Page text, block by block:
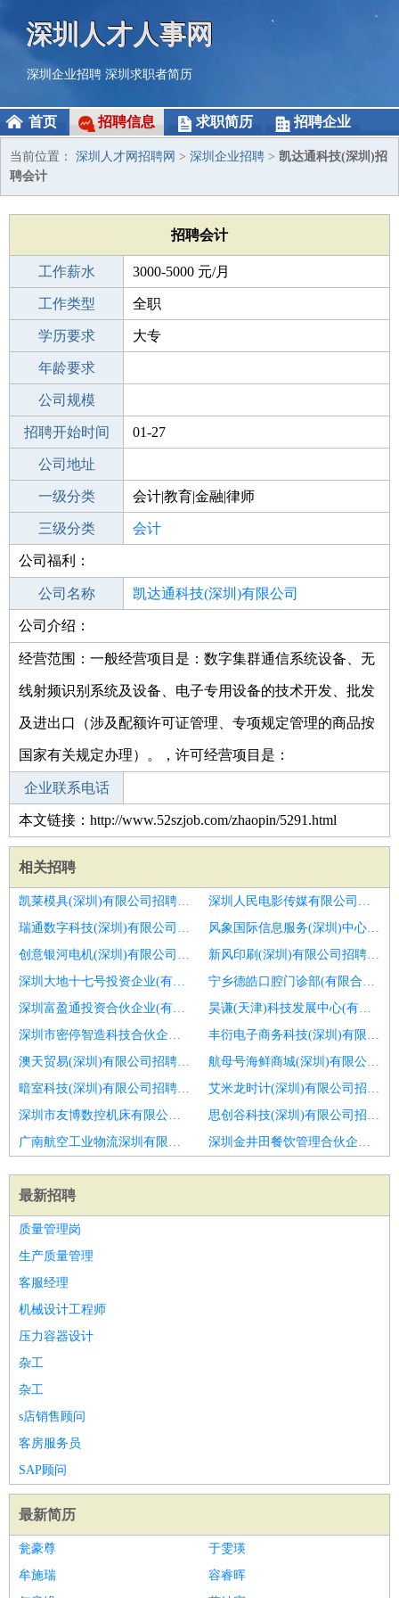
深圳人才人事网
深圳企业招聘 深圳求职者简历
首页 招聘信息 求职简历 招聘企业
当前位置： 深圳人才网招聘网 > 深圳企业招聘 > 凯达通科技(深圳)招
聘会计
招聘会计
工作薪水 3000-5000 元/月
招聘人数 1人
工作类型 全职
性别要求 -
学历要求 大专
工作经验
年龄要求
工作地点
公司规模
公司电话
招聘开始时间 01-27
招聘结束时间
公司地址
一级分类 会计|教育|金融|律师
二级分类 财务/会计
三级分类 会计
其他行业
公司福利：
公司名称 凯达通科技(深圳)有限公司
公司类型
公司介绍：
经营范围：一般经营项目是：数字集群通信系统设备、无
线射频识别系统及设备、电子专用设备的技术开发、批发
及进出口（涉及配额许可证管理、专项规定管理的商品按
国家有关规定办理）。，许可经营项目是：
企业联系电话
本文链接：http://www.52szjob.com/zhaopin/5291.html
相关招聘
凯莱模具(深圳)有限公司招聘成本会计
深圳人民电影传媒有限公司招聘房地产会计
瑞通数字科技(深圳)有限公司招聘日照市招聘会计1人
风象国际信息服务(深圳)中心(有限合伙)招聘泉州成本会计招聘
创意银河电机(深圳)有限公司招聘成本会计
新风印刷(深圳)有限公司招聘税务会计
深圳大地十七号投资企业(有限合伙)招聘会计经理主管
宁乡德皓口腔门诊部(有限合伙)招聘注册会计师
深圳富盈通投资合伙企业(有限合伙)招聘会计讲师
昊谦(天津)科技发展中心(有限合伙)招聘建筑会计
深圳市密停智造科技合伙企业(有限合伙)招聘会计
丰衍电子商务科技(深圳)有限公司招聘总账会计
澳天贸易(深圳)有限公司招聘费用会计
航母号海鲜商城(深圳)有限公司招聘主管会计
暗室科技(深圳)有限公司招聘应收会计
艾米龙时计(深圳)有限公司招聘会计
深圳市友博数控机床有限公司招聘外勤会计
思创谷科技(深圳)有限公司招聘销售会计
广南航空工业物流深圳有限公司招聘主办会计
深圳金井田餐饮管理合伙企业(有限合伙)招聘会计实习生
最新招聘
质量管理岗
生产质量管理
客服经理
机械设计工程师
压力容器设计
杂工
杂工
s店销售顾问
客房服务员
SAP顾问
最新简历
瓮豪尊
于雯瑛
牟施瑞
容睿晖